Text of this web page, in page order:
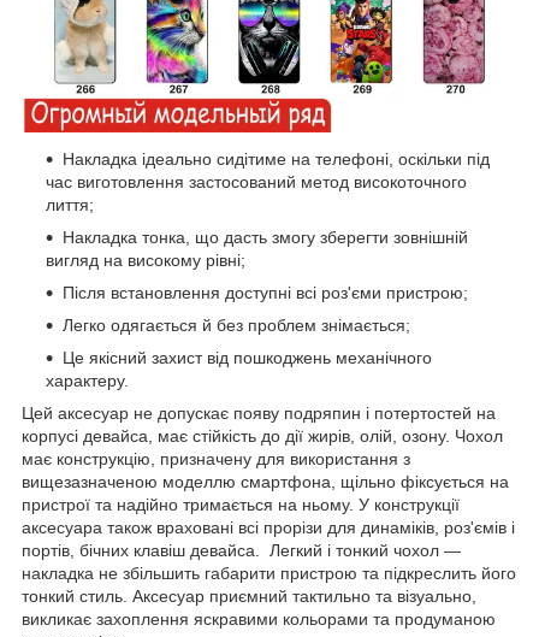
Накладка ідеально сидітиме на телефоні, оскільки під
час виготовлення застосований метод високоточного
лиття;
Накладка тонка, що дасть змогу зберегти зовнішній
вигляд на високому рівні;
Після встановлення доступні всі роз'єми пристрою;
Легко одягається й без проблем знімається;
Це якісний захист від пошкоджень механічного
характеру.
Цей аксесуар не допускає появу подряпин і потертостей на
корпусі девайса, має стійкість до дії жирів, олій, озону. Чохол
має конструкцію, призначену для використання з
вищезазначеною моделлю смартфона, щільно фіксується на
пристрої та надійно тримається на ньому. У конструкції
аксесуара також враховані всі прорізи для динаміків, роз'ємів і
портів, бічних клавіш девайса. Легкий і тонкий чохол —
накладка не збільшить габарити пристрою та підкреслить його
тонкий стиль. Аксесуар приємний тактильно та візуально,
викликає захоплення яскравими кольорами та продуманою